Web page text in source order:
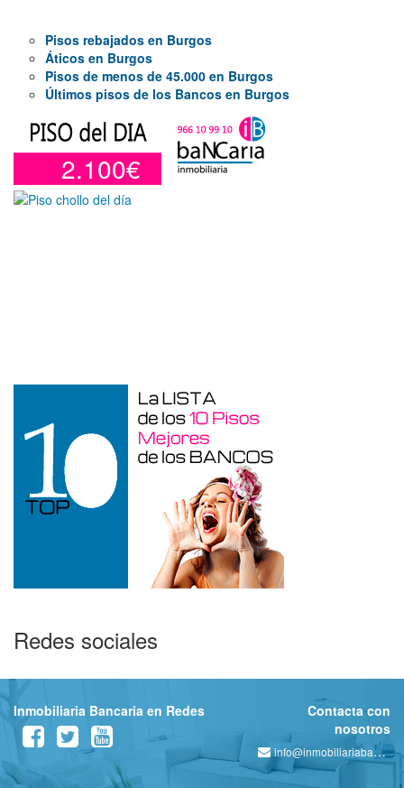
Pisos rebajados en Burgos
Áticos en Burgos
Pisos de menos de 45.000 en Burgos
Últimos pisos de los Bancos en Burgos
2.100€
Redes sociales
Inmobiliaria Bancaria en Redes
Contacta con
nosotros
info@inmobiliariabancaria.com